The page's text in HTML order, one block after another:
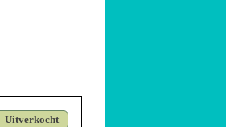
Uitverkocht